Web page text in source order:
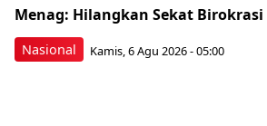
Nasional
Menag: Hilangkan Sekat Birokrasi
Kamis, 6 Agu 2026 - 05:00